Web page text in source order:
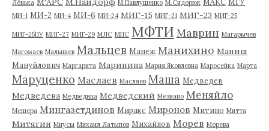
Лёнька М.Павлушенко М.Сидорюк
МИ-1 МИ-2 МИ-4 МИ-6 МИ-24 МИГ-15 МИГ-21 МИГ-23 МИГ-25
МИГ-25ПУ МИГ-27 МИГ-29 МЛС МПС МФТИ Маврин Магарычев
Магомаев Малышев Мальцев Манеж Манихино Маниш
Мануйлович Маргарита Маринина Мария Яковлевна Маросейка Марта
Маруценко Маслаев Масляев Маша Медведев
Медведева Медведица Медведский Мезиано Меняйло
Мещера Мингазетдинов Миракс Миронов Митино Митта
Митягин Миусы Михаил Латыпов Михайлов Морев Морева